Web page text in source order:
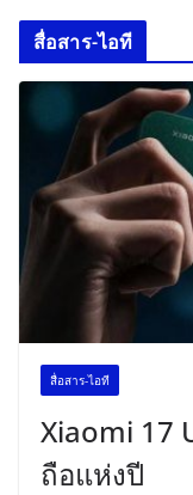
สื่อสาร-ไอที
สื่อสาร-ไอที
Xiaomi 17
ถือแห่งปี